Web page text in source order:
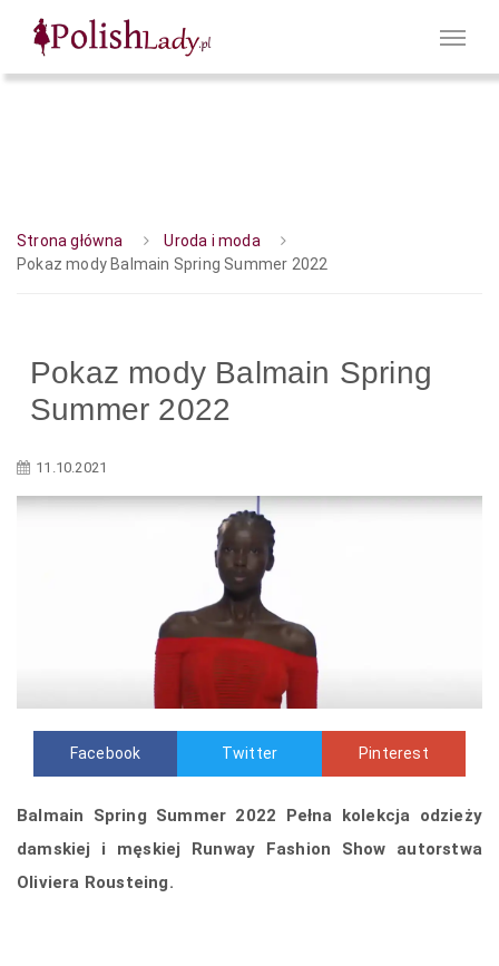
Strona główna
Uroda i moda
Pokaz mody Balmain Spring Summer 2022
Pokaz mody Balmain Spring
Summer 2022
11.10.2021
Facebook Twitter Pinterest
Balmain Spring Summer 2022 Pełna kolekcja odzieży
damskiej i męskiej Runway Fashion Show autorstwa
Oliviera Rousteing.